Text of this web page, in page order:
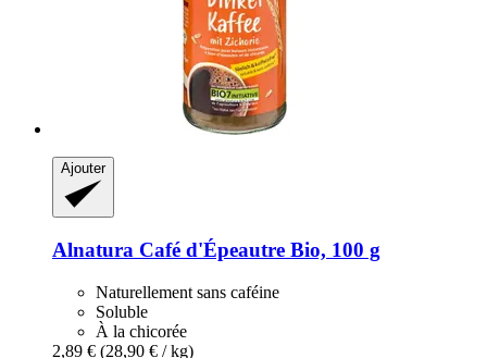
Ajouter
Alnatura Café d'Épeautre Bio, 100 g
Naturellement sans caféine
Soluble
À la chicorée
2,89 € (28,90 € / kg)